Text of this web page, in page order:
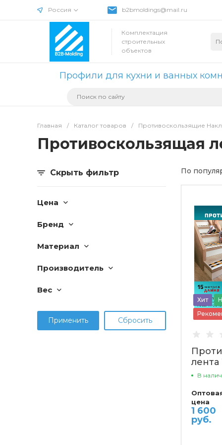
Россия b2bmoldings@mail.ru
Комплектация
строительных
объектов
Профили для кухни и ванных
Главная / Каталог товаров / Противоскользящие
Противоскользящая
Скрыть фильтр
Цена
Бренд
Материал
Производитель
Вес
По
Хит
В
цена
1 600
руб.